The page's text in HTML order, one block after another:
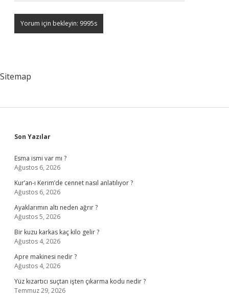
Sitemap
Sidebar
Son Yazılar
Esma ismi var mı ?
Ağustos 6, 2026
Kur’an-ı Kerim’de cennet nasıl anlatılıyor ?
Ağustos 6, 2026
Ayaklarımın altı neden ağrır ?
Ağustos 5, 2026
Bir kuzu karkas kaç kilo gelir ?
Ağustos 4, 2026
Apre makinesi nedir ?
Ağustos 4, 2026
Yüz kızartıcı suçtan işten çıkarma kodu nedir ?
Temmuz 29, 2026